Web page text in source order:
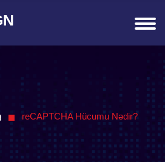
reCAPTCHA Hücumu Nədir?